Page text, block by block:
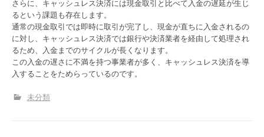
さらに、キャッシュレス決済には現金取引と比べて入金の遅延が生じ
るという課題も存在します。
通常の現金取引では即時に取引が完了し、現金が直ちに入金されるの
に対し、キャッシュレス決済では銀行や決済業者を経由して処理され
るため、入金までのサイクルが長くなります。
この入金の遅さに不満を持つ事業者が多く、キャッシュレス決済を導
入することをためらっているのです。
未分類